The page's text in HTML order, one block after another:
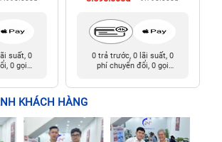
suất, 0
0 gọi
0 trả trước, 0 lãi suất, 0
phí chuyển đổi, 0 gọi
KHÁCH HÀNG